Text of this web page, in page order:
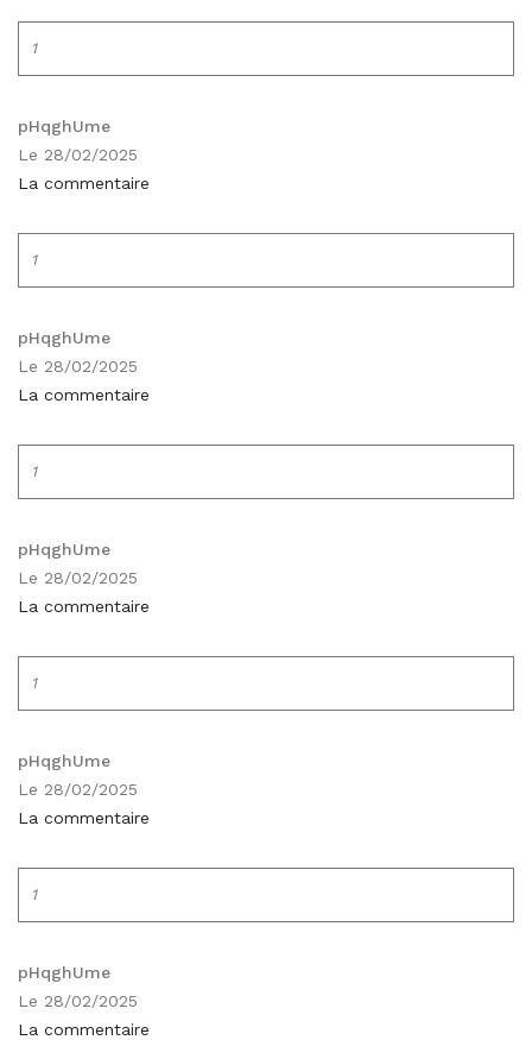
1
pHqghUme
Le 28/02/2025
La commentaire
1
pHqghUme
Le 28/02/2025
La commentaire
1
pHqghUme
Le 28/02/2025
La commentaire
1
pHqghUme
Le 28/02/2025
La commentaire
1
pHqghUme
Le 28/02/2025
La commentaire